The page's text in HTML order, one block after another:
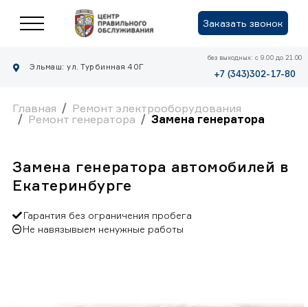
Заказать звонок
Эльмаш: ул. Турбинная 40Г
без выходных: с 9.00 до 21.00
+7 (343)302-17-80
Главная
Ремонт электрооборудования
Ремонт генератора
Замена генератора
Замена генератора автомобилей в
Екатеринбурге
Гарантия без ограничения пробега
Не навязывыем ненужные работы